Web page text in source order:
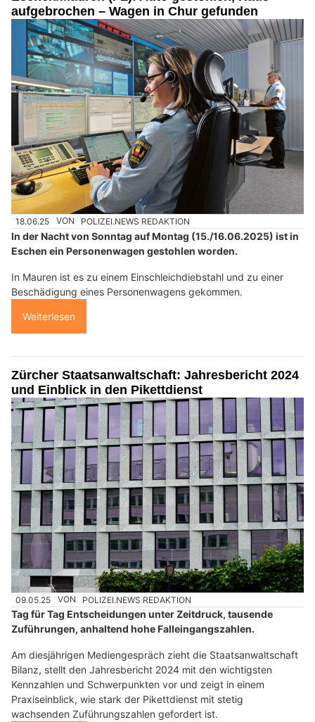
aufgebrochen – Wagen in Chur gefunden
18.06.25 VON POLIZEI.NEWS REDAKTION
In der Nacht von Sonntag auf Montag (15./16.06.2025) ist in
Eschen ein Personenwagen gestohlen worden.
In Mauren ist es zu einem Einschleichdiebstahl und zu einer
Beschädigung eines Personenwagens gekommen.
Weiterlesen
Zürcher Staatsanwaltschaft: Jahresbericht 2024
und Einblick in den Pikettdienst
09.05.25 VON POLIZEI.NEWS REDAKTION
Tag für Tag Entscheidungen unter Zeitdruck, tausende
Zuführungen, anhaltend hohe Falleingangszahlen.
Am diesjährigen Mediengespräch zieht die Staatsanwaltschaft
Bilanz, stellt den Jahresbericht 2024 mit den wichtigsten
Kennzahlen und Schwerpunkten vor und zeigt in einem
Praxiseinblick, wie stark der Pikettdienst mit stetig
wachsenden Zuführungszahlen gefordert ist.